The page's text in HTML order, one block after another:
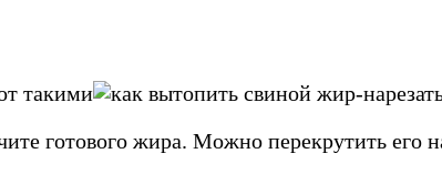
такими
готового жира. Можно перекрутить его